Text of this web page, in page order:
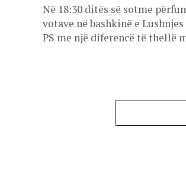
Në 18:30 ditës së sotme
votave në bashkinë e
PS me një diferencë të thellë